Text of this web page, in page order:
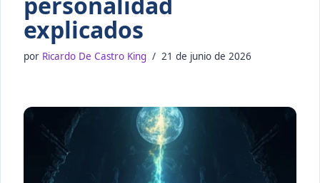
explicados
por Ricardo De Castro King 21 de junio de 2026